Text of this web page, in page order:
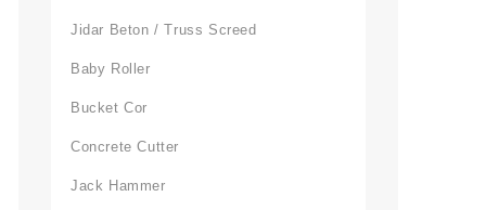
Jidar Beton / Truss Screed
Baby Roller
Bucket Cor
Concrete Cutter
Jack Hammer